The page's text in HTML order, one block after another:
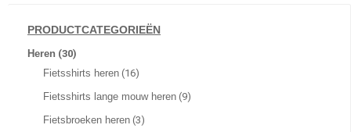
PRODUCTCATEGORIEËN
Heren (30)
Fietsshirts heren (16)
Fietsshirts lange mouw heren (9)
Fietsbroeken heren (3)